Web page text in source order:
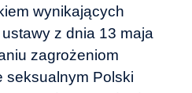
wynikających
z dnia 13 maja
zagrożeniom
seksualnym Polski